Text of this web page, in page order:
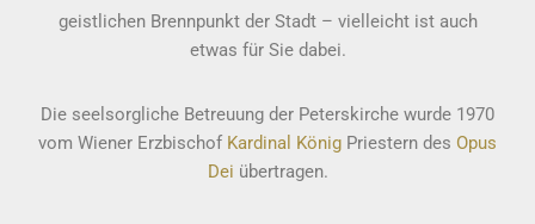
geistlichen Brennpunkt der Stadt – vielleicht ist auch
etwas für Sie dabei.
Die seelsorgliche Betreuung der Peterskirche wurde 1970
vom Wiener Erzbischof Kardinal König Priestern des Opus
Dei übertragen.